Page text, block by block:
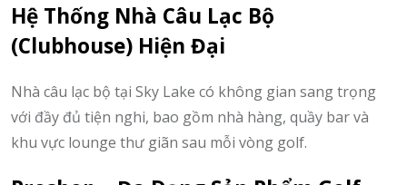
Hệ Thống Nhà Câu Lạc Bộ
(Clubhouse) Hiện Đại
Nhà câu lạc bộ tại Sky Lake có không gian sang trọng
với đầy đủ tiện nghi, bao gồm nhà hàng, quầy bar và
khu vực lounge thư giãn sau mỗi vòng golf.